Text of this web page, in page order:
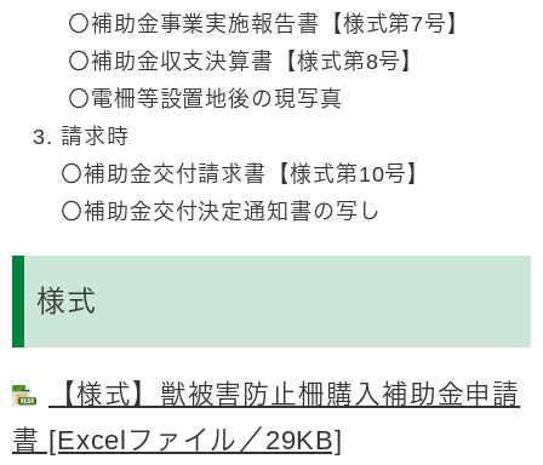
〇補助金事業実施報告書【様式第7号】
〇補助金収支決算書【様式第8号】
〇電柵等設置地後の現写真
請求時
〇補助金交付請求書【様式第10号】
〇補助金交付決定通知書の写し
様式
【様式】獣被害防止柵購入補助金申請
書 [Excelファイル／29KB]